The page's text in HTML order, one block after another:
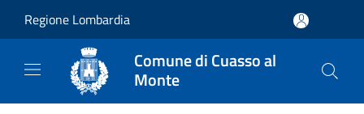
Regione Lombardia
Comune di Cuasso al
Monte